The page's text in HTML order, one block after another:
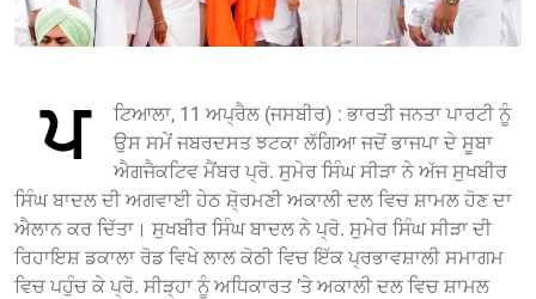
ਪ
ਟਿਆਲਾ, 11 ਅਪ੍ਰੈਲ (ਜਸਬੀਰ) : ਭਾਰਤੀ ਜਨਤਾ ਪਾਰਟੀ ਨੂੰ
ਉਸ ਸਮੇਂ ਜਬਰਦਸਤ ਝਟਕਾ ਲੱਗਿਆ ਜਦੋਂ ਭਾਜਪਾ ਦੇ ਸੂਬਾ
ਐਗਜੈਕਟਿਵ ਮੈਂਬਰ ਪ੍ਰੋ. ਸੁਮੇਰ ਸਿੰਘ ਸੀੜਾ ਨੇ ਅੱਜ ਸੁਖਬੀਰ
ਸਿੰਘ ਬਾਦਲ ਦੀ ਅਗਵਾਈ ਹੇਠ ਸ਼ੋ੍ਰਮਣੀ ਅਕਾਲੀ ਦਲ ਵਿਚ ਸ਼ਾਮਲ ਹੋਣ ਦਾ
ਐਲਾਨ ਕਰ ਦਿੱਤਾ। ਸੁਖਬੀਰ ਸਿੰਘ ਬਾਦਲ ਨੇ ਪ੍ਰੋ. ਸੁਮੇਰ ਸਿੰਘ ਸੀੜਾ ਦੀ
ਰਿਹਾਇਸ਼ ਡਕਾਲਾ ਰੋਡ ਵਿਖੇ ਲਾਲ ਕੋਠੀ ਵਿਚ ਇੱਕ ਪ੍ਰਭਾਵਸ਼ਾਲੀ ਸਮਾਗਮ
ਵਿਚ ਪਹੁੰਚ ਕੇ ਪ੍ਰੋ. ਸੀੜ੍ਹਾ ਨੂੰ ਅਧਿਕਾਰਤ ’ਤੇ ਅਕਾਲੀ ਦਲ ਵਿਚ ਸ਼ਾਮਲ